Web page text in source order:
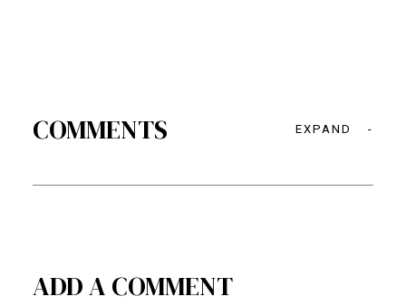
COMMENTS EXPAND -
ADD A COMMENT